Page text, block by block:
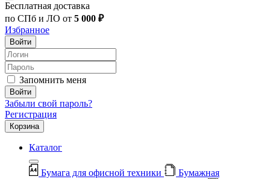
Бесплатная доставка
по СПб и ЛО от 5 000 ₽
Избранное
Войти
Запомнить меня
Войти
Забыли свой пароль?
Регистрация
Корзина
Каталог
Бумага для офисной техники
Бумажная